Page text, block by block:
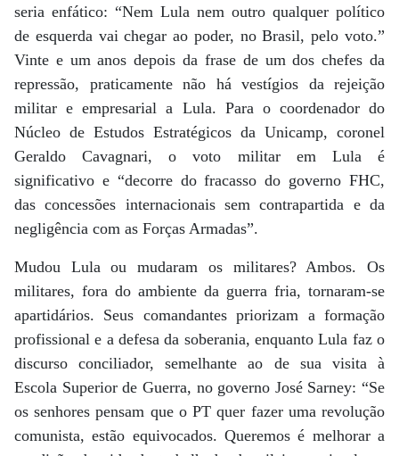
seria enfático: “Nem Lula nem outro qualquer político
de esquerda vai chegar ao poder, no Brasil, pelo voto.”
Vinte e um anos depois da frase de um dos chefes da
repressão, praticamente não há vestígios da rejeição
militar e empresarial a Lula. Para o coordenador do
Núcleo de Estudos Estratégicos da Unicamp, coronel
Geraldo Cavagnari, o voto militar em Lula é
significativo e “decorre do fracasso do governo FHC,
das concessões internacionais sem contrapartida e da
negligência com as Forças Armadas”.
Mudou Lula ou mudaram os militares? Ambos. Os
militares, fora do ambiente da guerra fria, tornaram-se
apartidários. Seus comandantes priorizam a formação
profissional e a defesa da soberania, enquanto Lula faz o
discurso conciliador, semelhante ao de sua visita à
Escola Superior de Guerra, no governo José Sarney: “Se
os senhores pensam que o PT quer fazer uma revolução
comunista, estão equivocados. Queremos é melhorar a